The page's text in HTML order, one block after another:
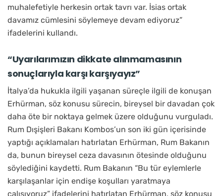
muhalefetiyle herkesin ortak tavrı var. İsias ortak
davamız cümlesini söylemeye devam ediyoruz”
ifadelerini kullandı.
“Uyarılarımızın dikkate alınmamasının
sonuçlarıyla karşı karşıyayız”
İtalya’da hukukla ilgili yaşanan süreçle ilgili de konuşan
Erhürman, söz konusu sürecin, bireysel bir davadan çok
daha öte bir noktaya gelmek üzere olduğunu vurguladı.
Rum Dışişleri Bakanı Kombos’un son iki gün içerisinde
yaptığı açıklamaları hatırlatan Erhürman, Rum Bakanın
da, bunun bireysel ceza davasının ötesinde olduğunu
söylediğini kaydetti. Rum Bakanın “Bu tür eylemlerle
karşılaşanlar için endişe koşulları yaratmaya
çalışıyoruz” ifadelerini hatırlatan Erhürman, söz konusu